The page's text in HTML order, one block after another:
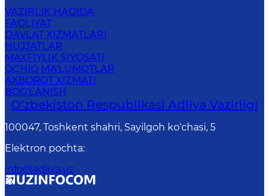
VAZIRLIK HAQIDA
FAOLIYAT
DAVLAT XIZMATLARI
HUJJATLAR
MAXFIYLIK SIYOSATI
OCHIQ MA'LUMOTLAR
AXBOROT XIZMATI
BOG'LANISH
O‘zbekiston Respublikasi Adliya Vazirligi
100047, Toshkent shahri, Sayilgoh ko‘chasi, 5
Elektron pochta:
info@adliya.uz